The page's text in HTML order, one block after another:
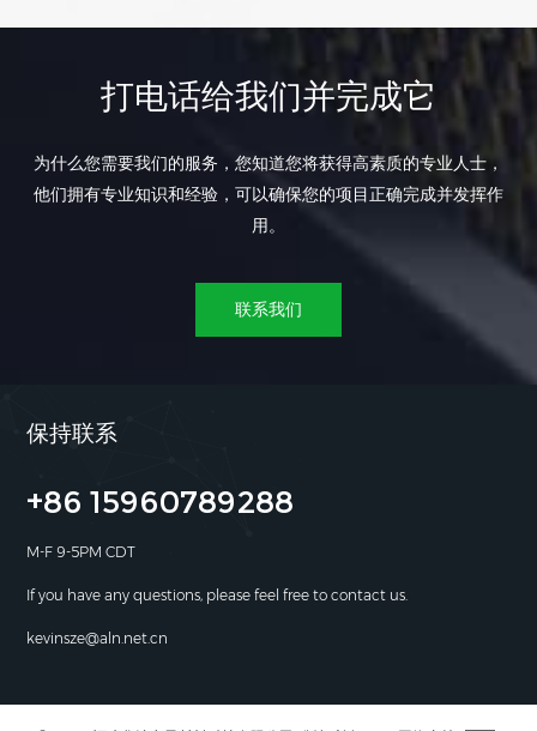
打电话给我们并完成它
为什么您需要我们的服务，您知道您将获得高素质的专业人士，
他们拥有专业知识和经验，可以确保您的项目正确完成并发挥作
用。
联系我们
保持联系
+86 15960789288
M-F 9-5PM CDT
If you have any questions, please feel free to contact us.
kevinsze@aln.net.cn